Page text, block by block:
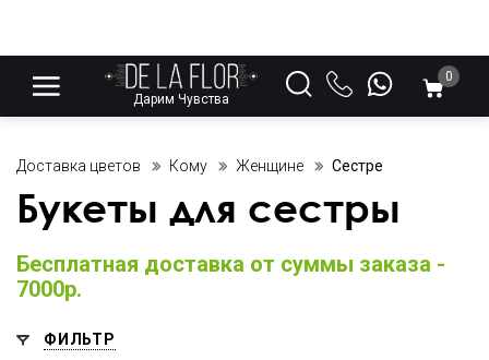
Дарим Чувства
0
Доставка цветов Кому Женщине Сестре
Букеты для сестры
Бесплатная доставка от суммы заказа -
7000р.
ФИЛЬТР